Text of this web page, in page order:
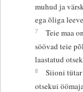
muhud ja
ega õliga
7
Teie maa
söövad teie
laastatud
8
Siioni
otsekui